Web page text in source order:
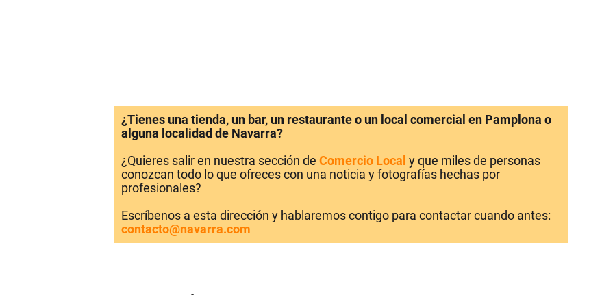
¿Tienes una tienda, un bar, un restaurante o un local comercial en Pamplona o
alguna localidad de Navarra?
¿Quieres salir en nuestra sección de Comercio Local y que miles de personas
conozcan todo lo que ofreces con una noticia y fotografías hechas por
profesionales?
Escríbenos a esta dirección y hablaremos contigo para contactar cuando antes:
contacto@navarra.com